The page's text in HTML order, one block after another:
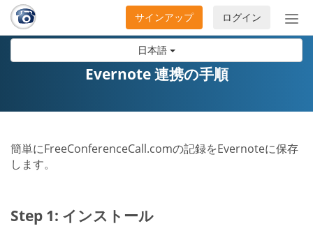
日本語
ナ
ビ
開
ログイン
サインアップ
Evernote 連携の手順
簡単にFreeConferenceCall.comの記録をEvernoteに保存
します。
Step 1: インストール